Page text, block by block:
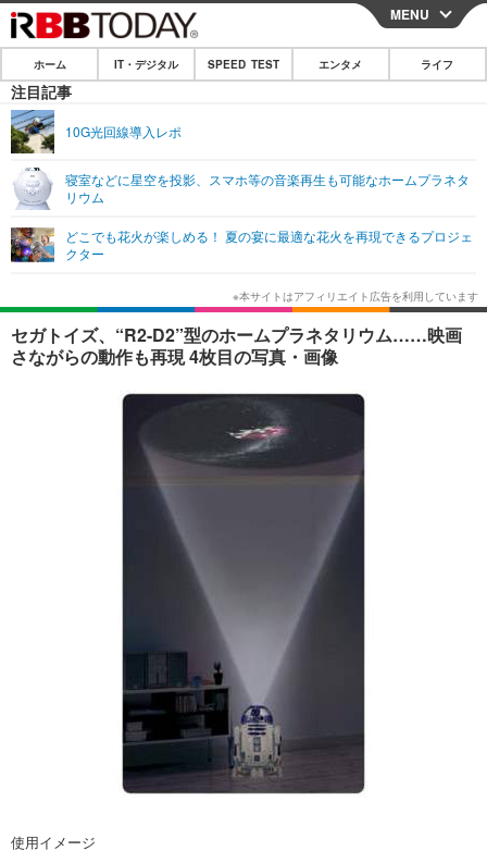
CLOSE
ホーム
IT・デジタル
ショッピング その他
SPEED TEST
エンタメ
エンタメTOP
韓国・芸能
音楽 スポーツ
ライフ
ライフTOP グルメ
ペット ショッピング
その他
リリース一覧
プッシュ通知の停止方法
MENU
ホーム IT・デジタル SPEED TEST エンタメ ライフ
注目記事
10G光回線導入レポ
寝室などに星空を投影、スマホ等の音楽再生も可能なホームプラネタ
リウム
どこでも花火が楽しめる！ 夏の宴に最適な花火を再現できるプロジェ
クター
セガトイズ、“R2-D2”型のホームプラネタリウム……映画
さながらの動作も再現 4枚目の写真・画像
使用イメージ